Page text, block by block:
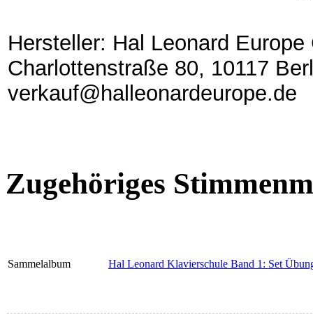
Hersteller: Hal Leonard
Charlottenstraße 80, 10117
verkauf@halleonardeurope.de
Zugehöriges
Sammelalbum Hal Leonard Klavierschule Band 1: Set